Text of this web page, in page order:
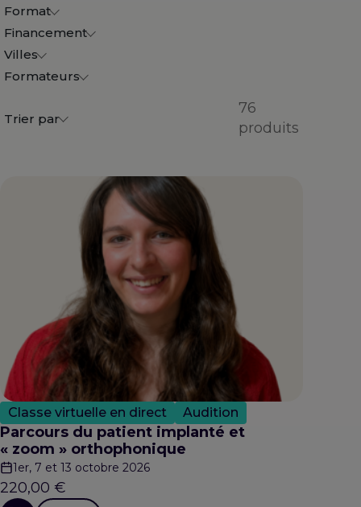
Format
Financement
Villes
Formateurs
Trier par
76
produits
Classe virtuelle en direct Audition
Parcours du patient implanté et
« zoom » orthophonique
1er, 7 et 13 octobre 2026
220,00 €